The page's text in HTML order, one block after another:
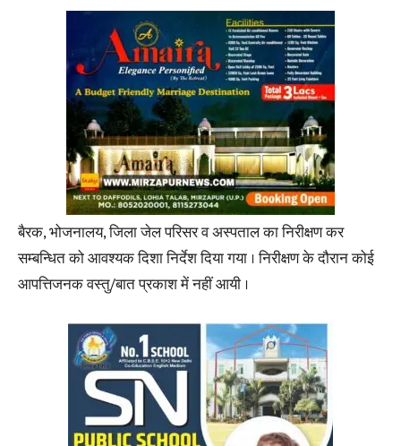
बैरक, भोजनालय, जिला जेल परिसर व अस्पताल का निरीक्षण कर
सम्बन्धित को आवश्यक दिशा निर्देश दिया गया । निरीक्षण के दौरान कोई
आपत्तिजनक वस्तु/बात प्रकाश में नहीं आयी ।